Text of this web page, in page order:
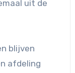
uit de
blijven
afdeling